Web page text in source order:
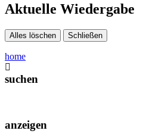
Aktuelle Wiedergabe
Alles löschen Schließen
home
suchen
anzeigen